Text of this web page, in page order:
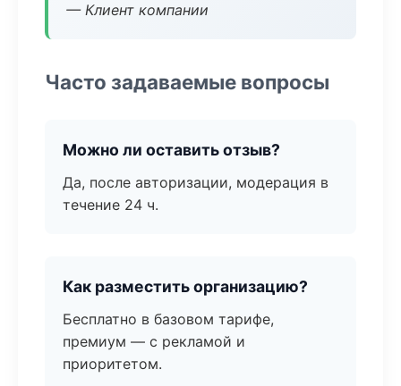
— Клиент компании
Часто задаваемые вопросы
Можно ли оставить отзыв?
Да, после авторизации, модерация в
течение 24 ч.
Как разместить организацию?
Бесплатно в базовом тарифе,
премиум — с рекламой и
приоритетом.